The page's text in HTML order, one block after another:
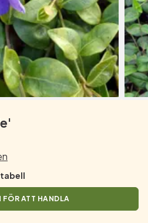
tabell
FÖR ATT HANDLA